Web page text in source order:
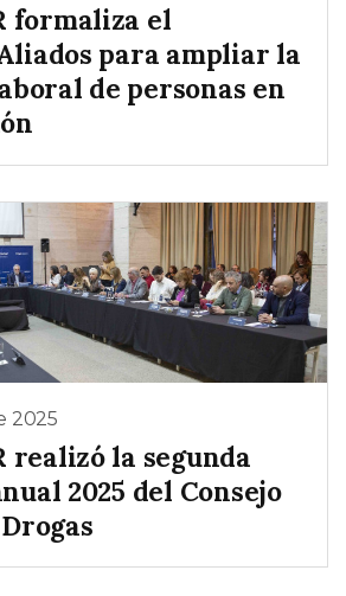
formaliza el
para ampliar la
de personas en
2025
realizó la segunda
2025 del Consejo